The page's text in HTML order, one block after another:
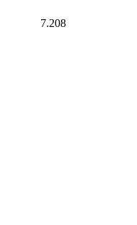
7.208